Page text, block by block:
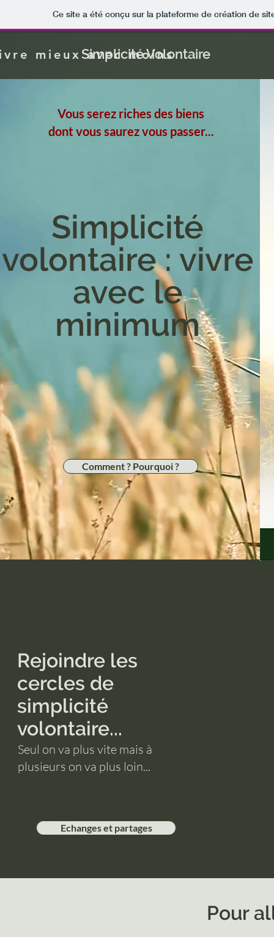
Ce site a été conçu sur la plateforme de création de
Simplicité Volontaire
mieux avec moins
Vous serez riches des biens
dont vous saurez vous passer...
Simplicité
volontaire : vivre
avec le
minimum
Comment ? Pourquoi ?
Rejoindre les
cercles de
simplicité
volontaire...
Seul on va plus vite mais à
plusieurs on va plus loin...
Echanges et partages
Pour